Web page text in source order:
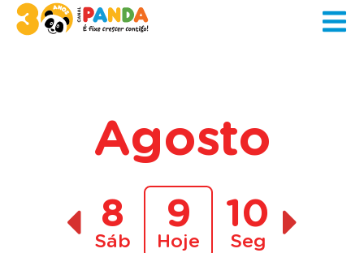
Agosto
8
Sáb
9
Hoje
10
Seg